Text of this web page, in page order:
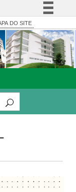
BR
à informação
Canais
MAPA DO SITE